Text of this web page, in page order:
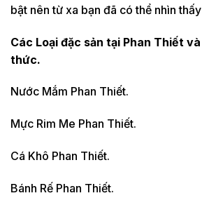
bật nên từ xa bạn đã có thể nhìn
Các Loại đặc sản tại Phan Thiết
thức.
Nước Mắm Phan Thiết.
Mực Rim Me Phan Thiết.
Cá Khô Phan Thiết.
Bánh Rế Phan Thiết.